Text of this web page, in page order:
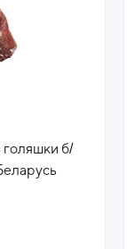
голяшки б/